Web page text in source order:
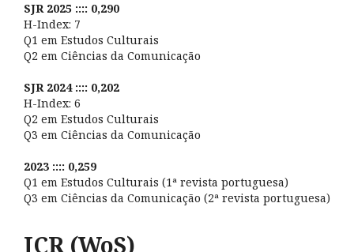
SJR 2025 :::: 0,290
H-Index: 7
Q1 em Estudos Culturais
Q2 em Ciências da Comunicação
SJR 2024 :::: 0,202
H-Index: 6
Q2 em Estudos Culturais
Q3 em Ciências da Comunicação
2023 :::: 0,259
Q1 em Estudos Culturais (1ª revista portuguesa)
Q3 em Ciências da Comunicação (2ª revista portuguesa)
JCR (WoS)